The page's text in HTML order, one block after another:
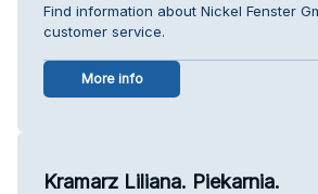
Find information about Nickel Fenster
customer service.
More info
Kramarz Liliana. Piekarnia.